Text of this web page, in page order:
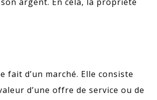
fait d’un marché. Elle consiste
d’une offre de service ou de